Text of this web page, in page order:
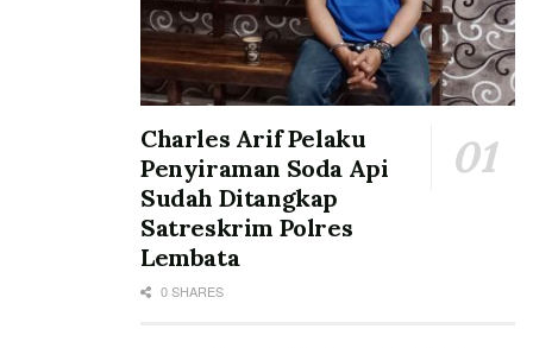
Charles Arif Pelaku
Penyiraman Soda Api
Sudah Ditangkap
Satreskrim Polres
Lembata
0 SHARES